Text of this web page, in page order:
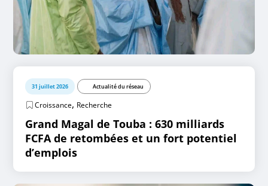
31 juillet 2026 Actualité du réseau
Croissance, Recherche
Grand Magal de Touba : 630 milliards
FCFA de retombées et un fort potentiel
d’emplois